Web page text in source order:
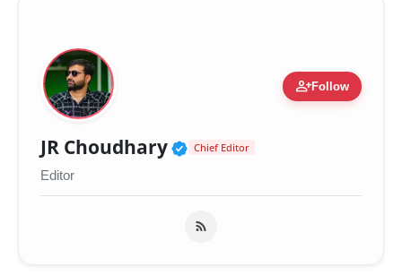
person_addFollow
JR Choudhary Verified Public Figure
Chief Editor
Editor